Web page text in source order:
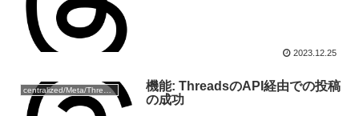
2023.12.25
centralized/Meta/Threads
機能: ThreadsのAPI経由での投稿
の成功